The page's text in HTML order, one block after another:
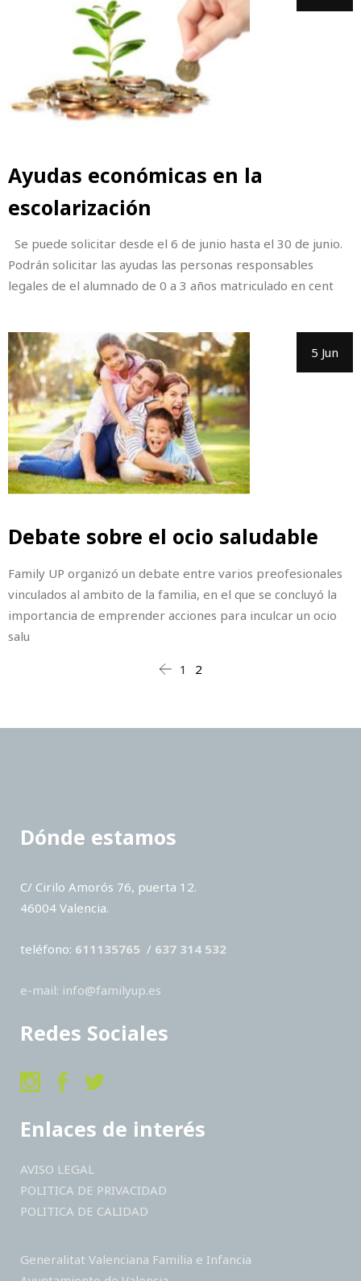
Ayudas económicas en la
escolarización
Se puede solicitar desde el 6 de junio hasta el 30 de junio.
Podrán solicitar las ayudas las personas responsables
legales de el alumnado de 0 a 3 años matriculado en cent
5 Jun
Debate sobre el ocio saludable
Family UP organizó un debate entre varios preofesionales
vinculados al ambito de la familia, en el que se concluyó la
importancia de emprender acciones para inculcar un ocio
salu
1 2
Dónde estamos
C/ Cirilo Amorós 76, puerta 12.
46004 Valencia.
teléfono: 611135765 / 637 314 532
e-mail: info@familyup.es
Redes Sociales
Enlaces de interés
AVISO LEGAL
POLITICA DE PRIVACIDAD
POLITICA DE CALIDAD
Generalitat Valenciana Familia e Infancia